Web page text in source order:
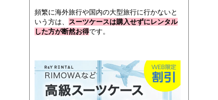
頻繁に海外旅行や国内の大型旅行に行かないと
いう方は、
スーツケースは購入せずにレンタル
した方が断然お得です。